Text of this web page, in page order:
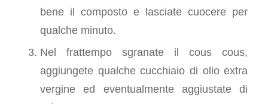
bene il composto e lasciate cuocere per
qualche minuto.
Nel frattempo sgranate il cous cous,
aggiungete qualche cucchiaio di olio extra
vergine ed eventualmente aggiustate di